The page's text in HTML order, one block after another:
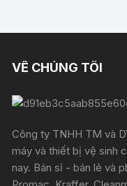
VỀ CHÚNG TÔI
Công ty TNHH TM và
máy và thiết bị vệ sinh
nay. Bán sỉ - bán lẻ và